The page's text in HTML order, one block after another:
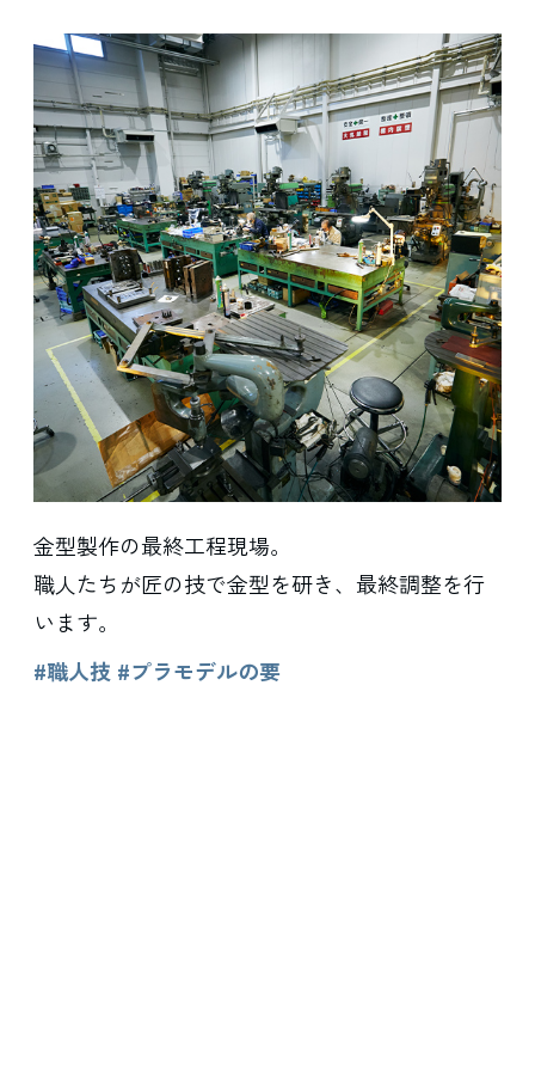
金型製作の最終工程現場。
職人たちが匠の技で金型を研き、最終調整を行
います。
#職人技 #プラモデルの要